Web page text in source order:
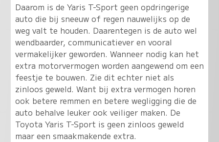
Daarom is de Yaris T-Sport geen opdringerige
auto die bij sneeuw of regen nauwelijks op de
weg valt te houden. Daarentegen is de auto wel
wendbaarder, communicatiever en vooral
vermakelijker geworden. Wanneer nodig kan het
extra motorvermogen worden aangewend om een
feestje te bouwen. Zie dit echter niet als
zinloos geweld. Want bij extra vermogen horen
ook betere remmen en betere wegligging die de
auto behalve leuker ook veiliger maken. De
Toyota Yaris T-Sport is geen zinloos geweld
maar een smaakmakende extra.